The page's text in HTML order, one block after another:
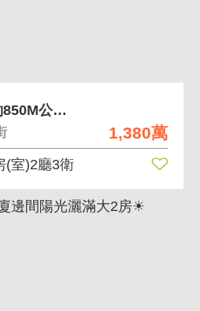
1,380萬
C捷運三民高中站約850M公寓鼎加
(室)2廳3衛